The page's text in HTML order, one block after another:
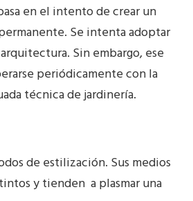
en el intento de crear un
Se intenta adoptar
Sin embargo, ese
periódicamente con la
técnica de jardinería.
de estilización. Sus medios
y tienden a plasmar una